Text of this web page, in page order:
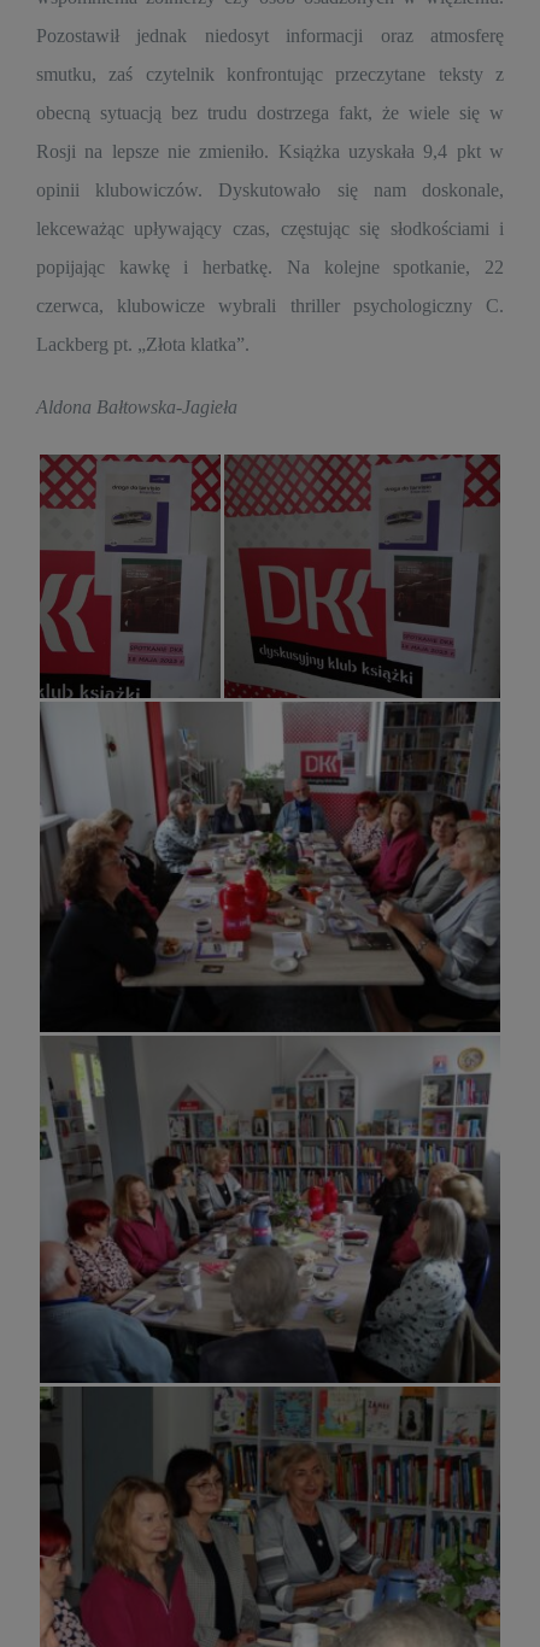
Pozostawił jednak niedosyt informacji oraz atmosferę
smutku, zaś czytelnik konfrontując przeczytane teksty z
obecną sytuacją bez trudu dostrzega fakt, że wiele się w
Rosji na lepsze nie zmieniło. Książka uzyskała 9,4 pkt w
opinii klubowiczów. Dyskutowało się nam doskonale,
lekceważąc upływający czas, częstując się słodkościami i
popijając kawkę i herbatkę. Na kolejne spotkanie, 22
czerwca, klubowicze wybrali thriller psychologiczny C.
Lackberg pt. „Złota klatka”.
Aldona Bałtowska-Jagieła